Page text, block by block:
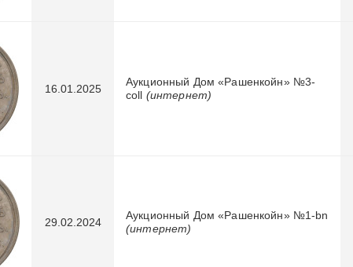
16.01.2025
Аукционный Дом «Рашенкойн» №3-
coll (интернет)
29.02.2024
Аукционный Дом «Рашенкойн» №1-bn
(интернет)